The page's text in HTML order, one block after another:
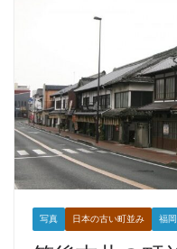
写真 日本の古い町並み 福